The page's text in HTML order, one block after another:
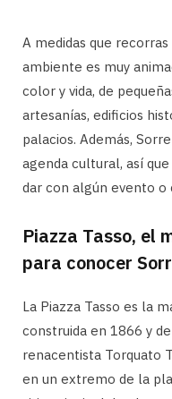
A medidas que
ambiente es muy
color y vida, de
artesanías, edificios
palacios. Además,
agenda cultural, así
dar con algún evento
Piazza Tasso, el
para conocer
La Piazza Tasso es la
construida en 1866 y
renacentista Torquato
en un extremo de la